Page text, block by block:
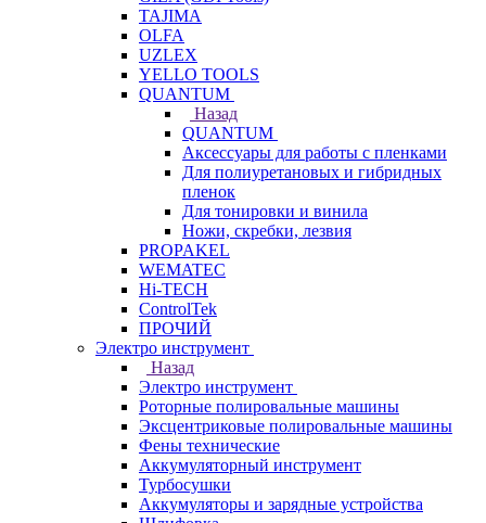
TAJIMA
OLFA
UZLEX
YELLO TOOLS
QUANTUM
Назад
QUANTUM
Аксессуары для работы с пленками
Для полиуретановых и гибридных
пленок
Для тонировки и винила
Ножи, скребки, лезвия
PROPAKEL
WEMATEC
Hi-TECH
ControlTek
ПРОЧИЙ
Электро инструмент
Назад
Электро инструмент
Роторные полировальные машины
Эксцентриковые полировальные машины
Фены технические
Аккумуляторный инструмент
Турбосушки
Аккумуляторы и зарядные устройства